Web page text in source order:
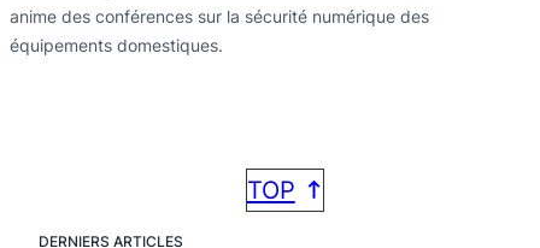
anime des conférences sur la sécurité numérique des
équipements domestiques.
TOP
DERNIERS ARTICLES